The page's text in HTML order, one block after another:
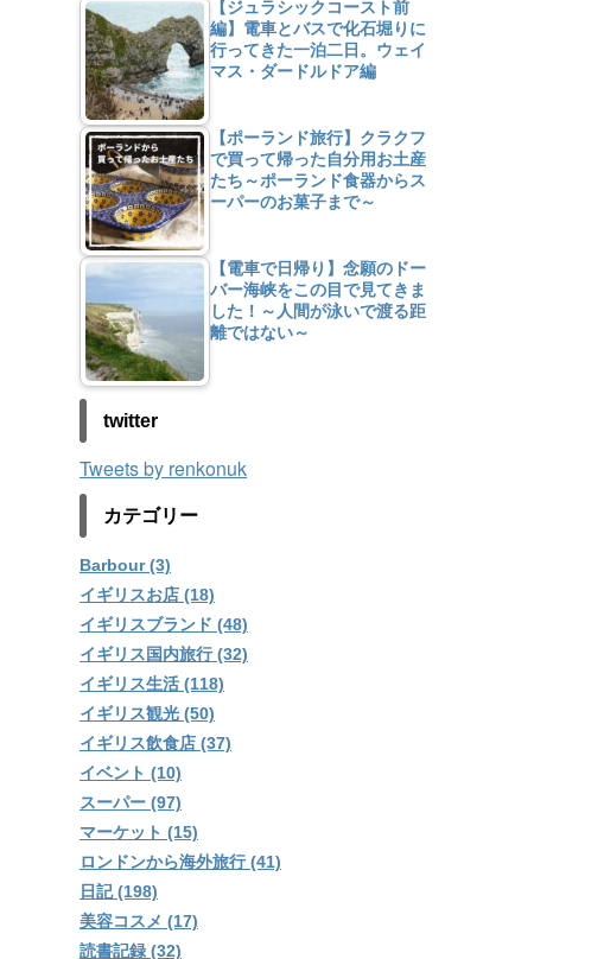
【ジュラシックコースト前
編】電車とバスで化石堀りに
行ってきた一泊二日。ウェイ
マス・ダードルドア編
【ポーランド旅行】クラクフ
で買って帰った自分用お土産
たち～ポーランド食器からス
ーパーのお菓子まで～
【電車で日帰り】念願のドー
バー海峡をこの目で見てきま
した！～人間が泳いで渡る距
離ではない～
twitter
Tweets by renkonuk
カテゴリー
Barbour (3)
イギリスお店 (18)
イギリスブランド (48)
イギリス国内旅行 (32)
イギリス生活 (118)
イギリス観光 (50)
イギリス飲食店 (37)
イベント (10)
スーパー (97)
マーケット (15)
ロンドンから海外旅行 (41)
日記 (198)
美容コスメ (17)
読書記録 (32)